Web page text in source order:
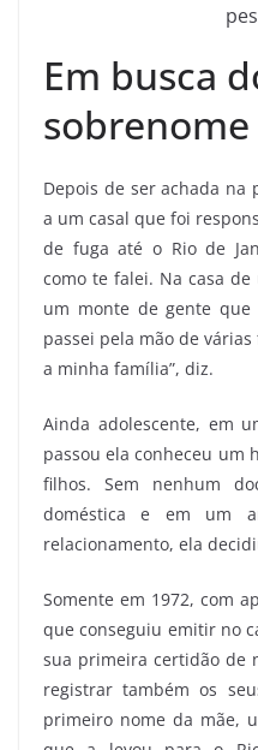
Em busca
sobrenome
Depois de ser achada na
a um casal que foi
de fuga até o Rio de
como te falei. Na casa
um monte de gente
passei pela mão de
a minha família”, diz.
Ainda adolescente, em
passou ela conheceu um
filhos. Sem nenhum
doméstica e em um
relacionamento, ela
Somente em 1972, com
que conseguiu emitir no
sua primeira certidão de
registrar também os
primeiro nome da mãe,